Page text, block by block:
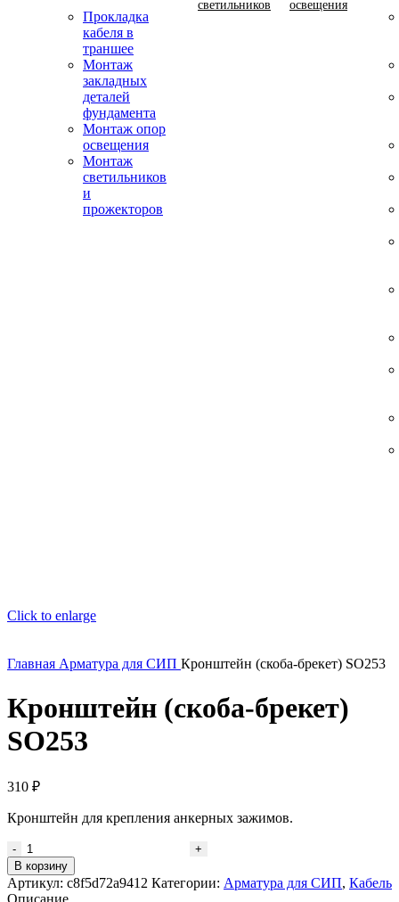
Прокладка
кабеля в
траншее
Монтаж
закладных
деталей
фундамента
Монтаж опор
освещения
Монтаж
светильников
и
прожекторов
светильников освещения
Click to enlarge
Главная Арматура для СИП Кронштейн (скоба-брекет) SO253
Кронштейн (скоба-брекет)
SO253
310 ₽
Кронштейн для крепления анкерных зажимов.
Количество
товара
Кронштейн
(скоба-
В корзину
Артикул: c8f5d72a9412 Категории: Арматура для СИП, Кабель
Описание